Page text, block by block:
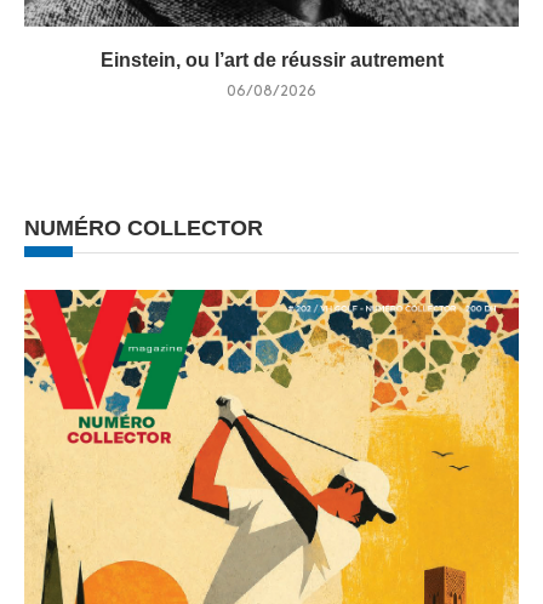
Einstein, ou l’art de réussir autrement
06/08/2026
NUMÉRO COLLECTOR